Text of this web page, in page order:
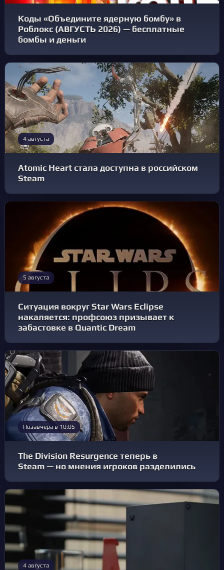
Коды «Объедините ядерную бомбу» в
Роблокс (АВГУСТЬ 2026) — бесплатные
бомбы и деньги
4 августа
Atomic Heart стала доступна в российском
Steam
5 августа
Ситуация вокруг Star Wars Eclipse
накаляется: профсоюз призывает к
забастовке в Quantic Dream
Позавчера в 10:05
The Division Resurgence теперь в
Steam — но мнения игроков разделились
4 августа